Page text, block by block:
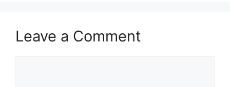
Leave a Comment